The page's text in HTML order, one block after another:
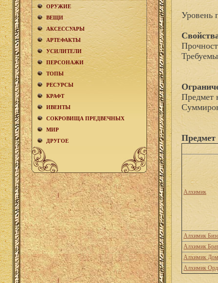
ОРУЖИЕ
ВЕЩИ
АКCЕСCУАРЫ
АРТЕФАКТЫ
УСИЛИТЕЛИ
ПЕРСОНАЖИ
ТОПЫ
РЕСУРСЫ
КРАФТ
ИВЕНТЫ
СОКРОВИЩА ПРЕДВЕЧНЫХ
МИР
ДРУГОЕ
Уровень
Предмет
Предмет
Алхимик
Алхимик
Алхимик
Алхимик
Алхимик